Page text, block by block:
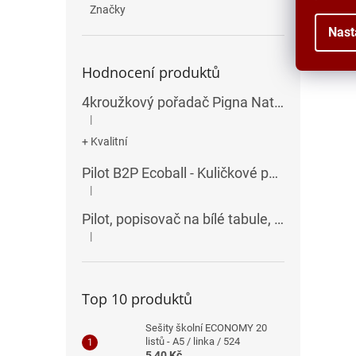
Značky
Hodnocení produktů
4kroužkový pořadač Pigna Nature Flowers - A4, 35 mm, mix motivů
Hodnocení produktu je 5 z 5 hvězdiček.
|
+ Kvalitní
Pilot B2P Ecoball - Kuličkové pero
Hodnocení produktu je 5 z 5 hvězdiček.
|
Pilot, popisovač na bílé tabule, seříznutý hrot, V-Board Master Chisel
Hodnocení produktu je 5 z 5 hvězdiček.
|
Top 10 produktů
Sešity školní ECONOMY 20
listů - A5 / linka / 524